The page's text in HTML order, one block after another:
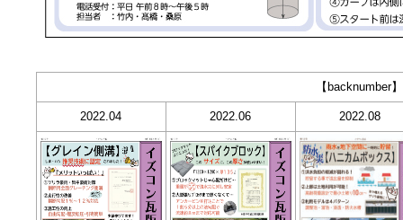
【backnumber】
2022.04 2022.06 2022.08